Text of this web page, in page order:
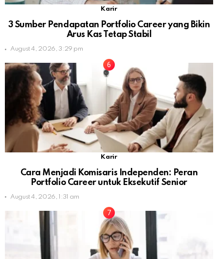
Karir
3 Sumber Pendapatan Portfolio Career yang Bikin
Arus Kas Tetap Stabil
August 4, 2026, 3:29 pm
Karir
Cara Menjadi Komisaris Independen: Peran
Portfolio Career untuk Eksekutif Senior
August 4, 2026, 1:31 am